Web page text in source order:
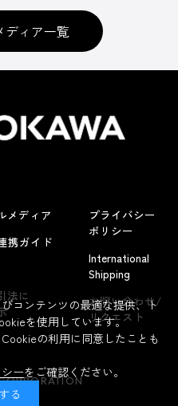
よくあるお問い合わせ
ディア一覧
メディア
携ガイド
法に
プライバシー
ポリシー
International
Shipping
お問い合わせ/
リクエスト
コンテンツの最適な提供、ト
を使用しています。
の利用に同意したことも
ーをご確認ください。
る